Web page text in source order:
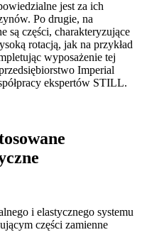
jest za ich
Po drugie, na
są części, charakteryzujące
rotacją, jak na przykład
wyposażenie tej
Imperial
ekspertów STILL.
i elastycznego systemu
części zamienne